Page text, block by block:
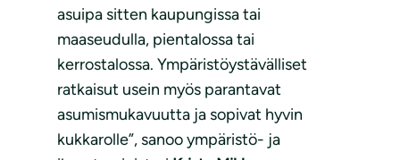
asuipa sitten kaupungissa tai
maaseudulla, pientalossa tai
kerrostalossa. Ympäristöystävälliset
ratkaisut usein myös parantavat
asumismukavuutta ja sopivat hyvin
kukkarolle”, sanoo ympäristö- ja